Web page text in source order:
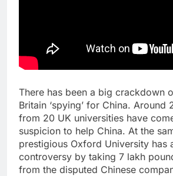
There has been a big crackdown
Britain ‘spying’ for China. Around
from 20 UK universities have
suspicion to help China. At the
prestigious Oxford University has
controversy by taking 7 lakh
from the disputed Chinese